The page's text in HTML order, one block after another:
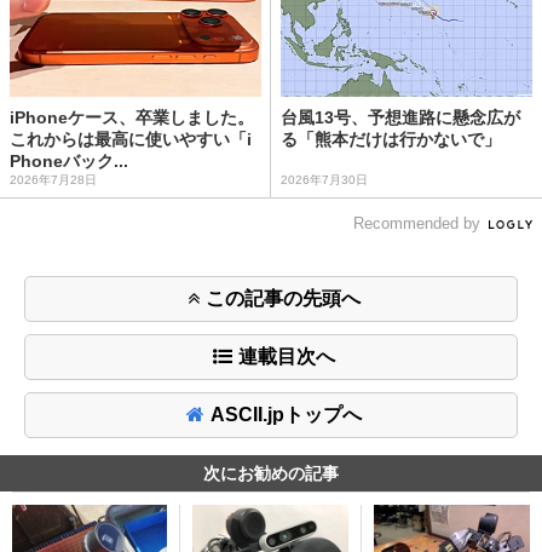
iPhoneケース、卒業しました。
これからは最高に使いやすい「i
Phoneバック...
2026年7月28日
台風13号、予想進路に懸念広が
る「熊本だけは行かないで」
2026年7月30日
Recommended by
この記事の先頭へ
連載目次へ
ASCII.jpトップへ
次にお勧めの記事